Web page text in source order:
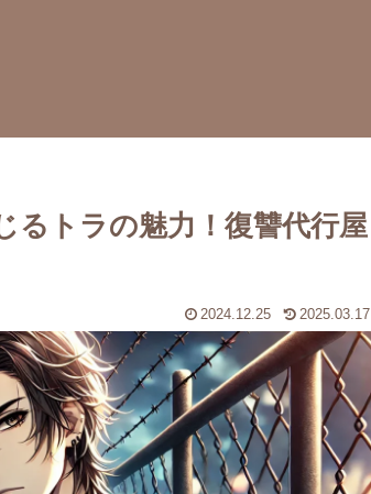
るトラの魅力！復讐代行屋
2024.12.25 2025.03.17